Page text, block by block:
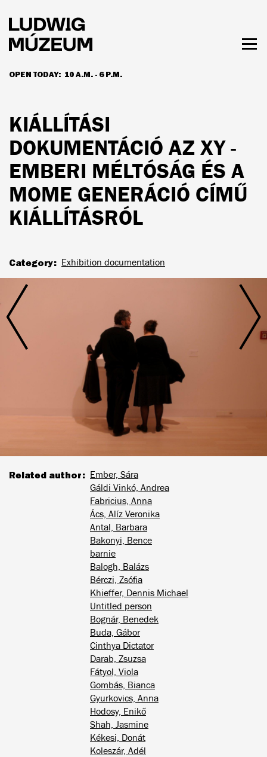
main
content
OPEN TODAY: 10 A.M. - 6 P.M.
HOURS & ADMISSION
KIÁLLÍTÁSI
DOKUMENTÁCIÓ AZ XY -
EMBERI MÉLTÓSÁG ÉS A
MOME GENERÁCIÓ CÍMŰ
KIÁLLÍTÁSRÓL
Category Exhibition documentation
Related author
Ember, Sára
Gáldi Vinkó, Andrea
Fabricius, Anna
Ács, Alíz Veronika
Antal, Barbara
Bakonyi, Bence
barnie
Balogh, Balázs
Bérczi, Zsófia
Khieffer, Dennis Michael
Untitled person
Bognár, Benedek
Buda, Gábor
Cinthya Dictator
Darab, Zsuzsa
Fátyol, Viola
Gombás, Bianca
Gyurkovics, Anna
Hodosy, Enikő
Shah, Jasmine
Kékesi, Donát
Koleszár, Adél